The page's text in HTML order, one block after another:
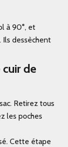
à 90°, et
Ils dessèchent
de
Retirez tous
les poches
Cette étape